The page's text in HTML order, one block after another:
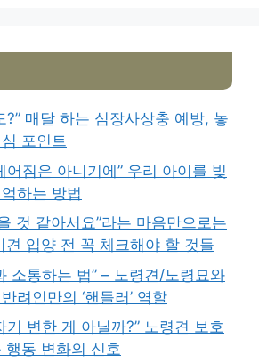
?” 매달 하는 심장사상충 예방, 놓
포인트
어짐은 아니기에” 우리 아이를 빛
하는 방법
것 같아서요”라는 마음만으로는
견 입양 전 꼭 체크해야 할 것들
소통하는 법” – 노령견/노령묘와
려인만의 ‘핸들러’ 역할
기 변한 게 아닐까?” 노령견 보호
행동 변화의 신호